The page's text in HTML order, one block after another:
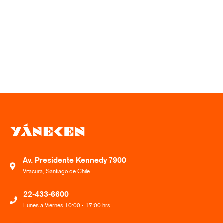
Av. Presidente Kennedy 7900
Vitacura, Santiago de Chile.
22-433-6600
Lunes a Viernes 10:00 - 17:00 hrs.